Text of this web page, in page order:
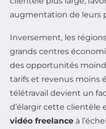
augmentation de leurs
Inversement, les
grands centres
des opportunités
tarifs et revenus moins
télétravail devient un
d’élargir cette clientèle
vidéo freelance à